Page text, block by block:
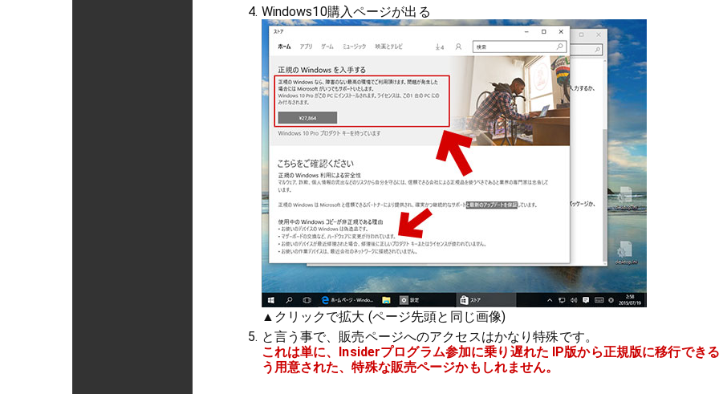
Windows10購入ページが出る
▲クリックで拡大 (ページ先頭と同じ画像)
と言う事で、販売ページへのアクセスはかなり特殊です。
これは単に、Insiderプログラム参加に乗り遅れた IP版から正規版に移行でき
う用意された、特殊な販売ページかもしれません。